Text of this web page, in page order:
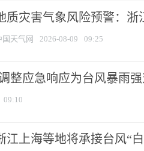
质灾害气象风险预警：浙
国天气网 2026-08-09 09:25
整应急响应为台风暴雨
09:10
江上海等地将承接台风“